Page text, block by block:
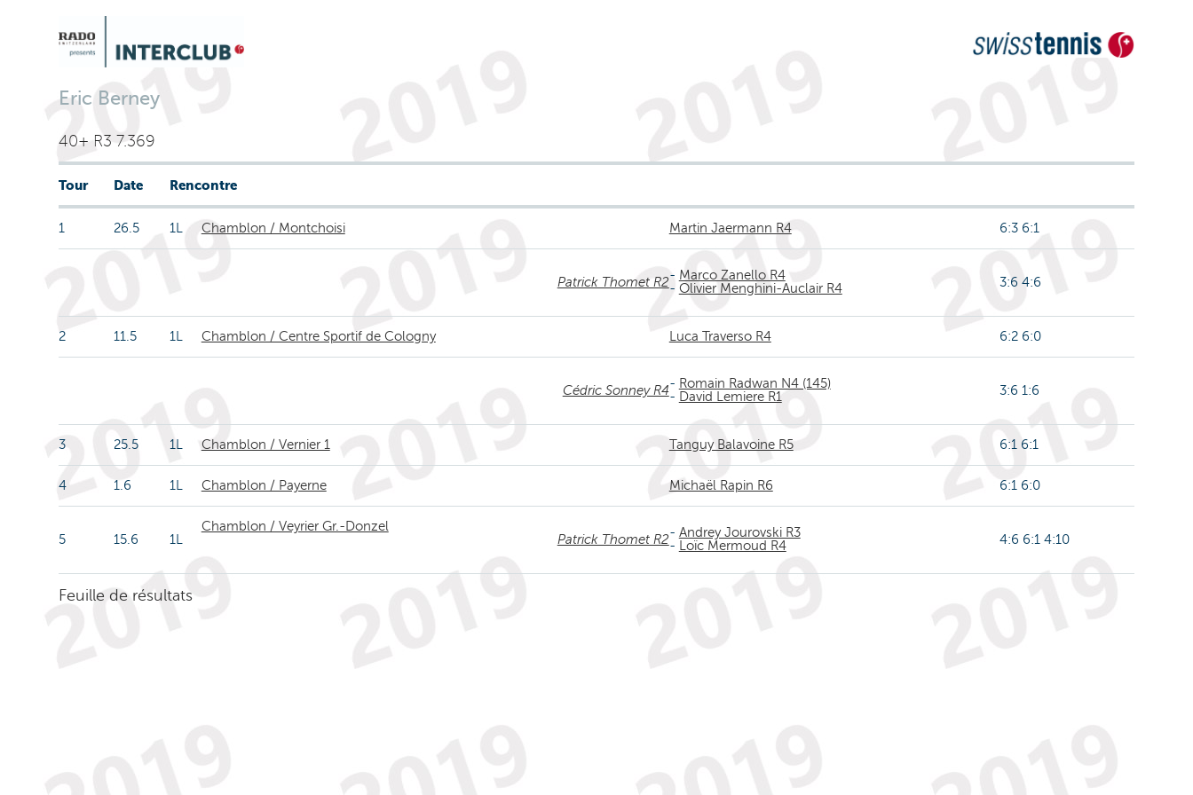
Eric Berney
40+ R3 7.369
Tour Date Rencontre
1 26.5 1L Chamblon / Montchoisi Martin Jaermann R4 6:3 6:1
Patrick Thomet R2- Marco Zanello R4
- Olivier Menghini-Auclair R4 3:6 4:6
2 11.5 1L Chamblon / Centre Sportif de Cologny Luca Traverso R4 6:2 6:0
Cédric Sonney R4- Romain Radwan N4 (145)
- David Lemiere R1 3:6 1:6
3 25.5 1L Chamblon / Vernier 1 Tanguy Balavoine R5 6:1 6:1
4 1.6 1L Chamblon / Payerne Michaël Rapin R6 6:1 6:0
5 15.6 1L
Chamblon / Veyrier Gr.-Donzel
Patrick Thomet R2- Andrey Jourovski R3
-
Loïc Mermoud R4 4:6 6:1 4:10
Feuille de résultats